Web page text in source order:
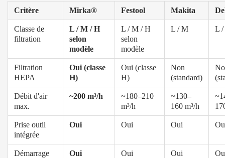
Critère Mirka® Festool Makita
Classe de
filtration
L / M / H
selon
modèle
L / M / H
selon
modèle
L / M L
Filtration
HEPA
Oui (classe
H)
Oui (classe
H)
Non
(standard)
Débit d'air
max.
~200 m³/h
~180–210
m³/h
~130–
160 m³/h
Prise outil
intégrée
Oui Oui Oui
Démarrage
Oui Oui Oui